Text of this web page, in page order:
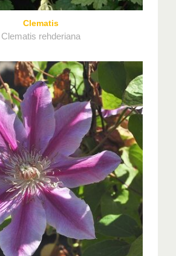
Clematis
Clematis rehderiana